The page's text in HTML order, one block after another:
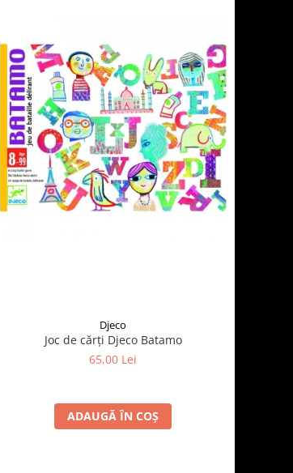
Djeco
Joc de cărți Djeco Batamo
65,00 Lei
ADAUGĂ ÎN COȘ